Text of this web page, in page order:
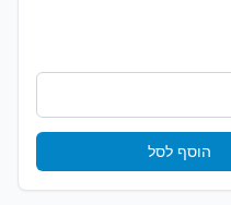
הוסף לסל